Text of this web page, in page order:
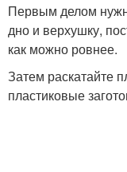
Первым делом
дно и верхушку,
как можно ровнее.
Затем раскатайте
пластиковые